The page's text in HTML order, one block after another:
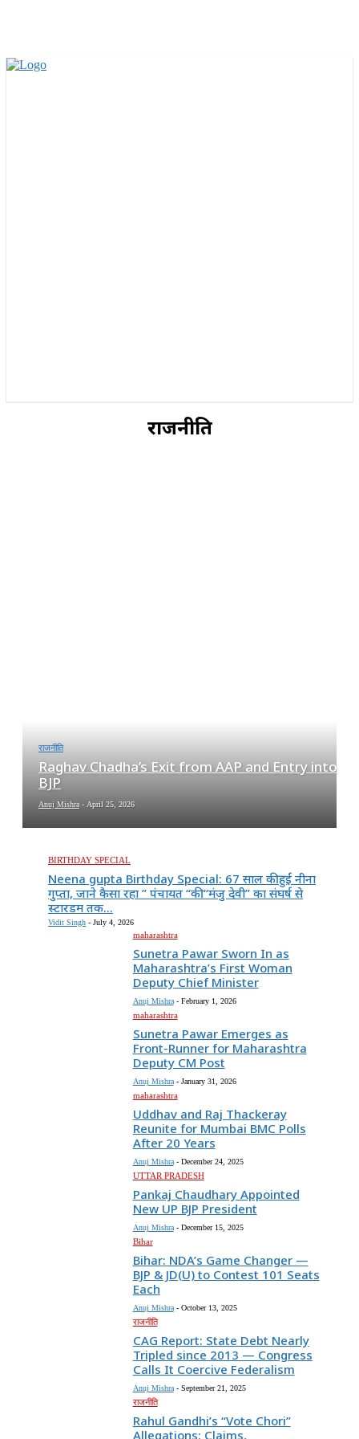
राजनीति
राजनीति
Raghav Chadha’s Exit from AAP and Entry into
BJP
Anuj Mishra - April 25, 2026
BIRTHDAY SPECIAL
Neena gupta Birthday Special: 67 साल की हुईं नीना
गुप्ता, जाने कैसा रहा ” पंचायत “की “मंजु देवी” का संघर्ष से
स्टारडम तक...
Vidit Singh - July 4, 2026
maharashtra
Sunetra Pawar Sworn In as
Maharashtra’s First Woman
Deputy Chief Minister
Anuj Mishra - February 1, 2026
maharashtra
Sunetra Pawar Emerges as
Front-Runner for Maharashtra
Deputy CM Post
Anuj Mishra - January 31, 2026
maharashtra
Uddhav and Raj Thackeray
Reunite for Mumbai BMC Polls
After 20 Years
Anuj Mishra - December 24, 2025
UTTAR PRADESH
Pankaj Chaudhary Appointed
New UP BJP President
Anuj Mishra - December 15, 2025
Bihar
Bihar: NDA’s Game Changer —
BJP & JD(U) to Contest 101 Seats
Each
Anuj Mishra - October 13, 2025
राजनीति
CAG Report: State Debt Nearly
Tripled since 2013 — Congress
Calls It Coercive Federalism
Anuj Mishra - September 21, 2025
राजनीति
Rahul Gandhi’s “Vote Chori”
Allegations: Claims,